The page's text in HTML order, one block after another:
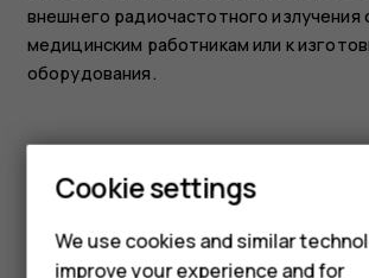
Smartphones
Feature phones
внешнего радиочастотного излучения
медицинским работникам или к
оборудования.
Did you find this helpful?
Cookie settings
We use cookies and similar
improve your experience and for